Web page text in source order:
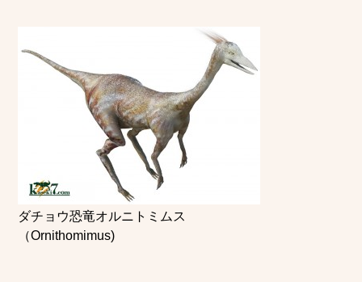
ダチョウ恐竜オルニトミムス
（Ornithomimus)